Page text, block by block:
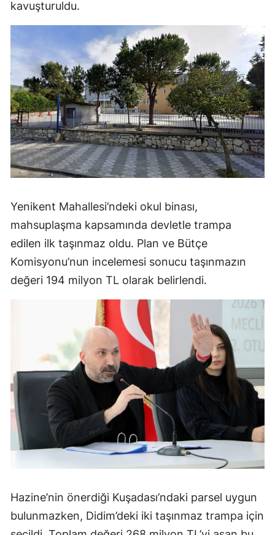
kavuşturuldu.
Yenikent Mahallesi’ndeki okul binası,
mahsuplaşma kapsamında devletle trampa
edilen ilk taşınmaz oldu. Plan ve Bütçe
Komisyonu’nun incelemesi sonucu taşınmazın
değeri 194 milyon TL olarak belirlendi.
Hazine’nin önerdiği Kuşadası’ndaki parsel uygun
bulunmazken, Didim’deki iki taşınmaz trampa için